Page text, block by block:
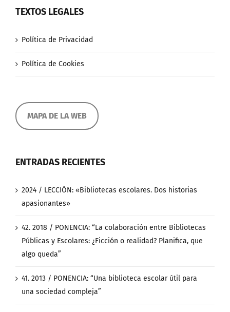
TEXTOS LEGALES
Política de Privacidad
Política de Cookies
MAPA DE LA WEB
ENTRADAS RECIENTES
2024 / LECCIÓN: «Bibliotecas escolares. Dos historias
apasionantes»
42. 2018 / PONENCIA: “La colaboración entre Bibliotecas
Públicas y Escolares: ¿Ficción o realidad? Planifica, que
algo queda”
41. 2013 / PONENCIA: “Una biblioteca escolar útil para
una sociedad compleja”